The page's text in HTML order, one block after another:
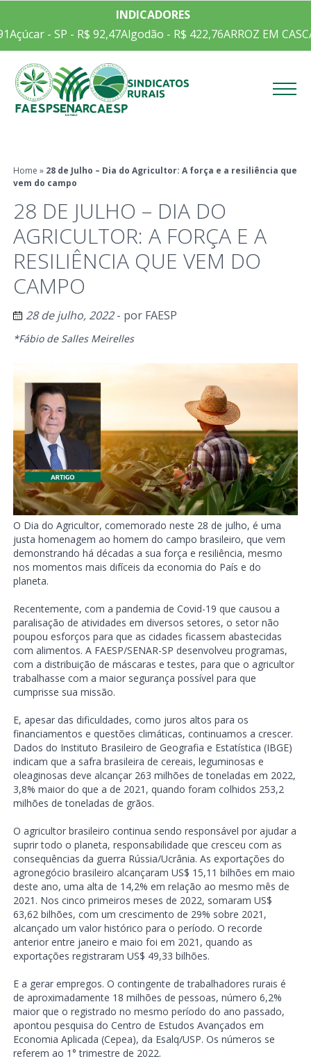
INDICADORES
Açúcar - SP - R$ 92,47Algodão - R$ 422,76ARROZ EM
Home » 28 de Julho – Dia do Agricultor: A força e a resiliência que
vem do campo
28 DE JULHO – DIA DO
AGRICULTOR: A FORÇA E A
RESILIÊNCIA QUE VEM DO
CAMPO
28 de julho, 2022- por FAESP
*Fábio de Salles Meirelles
O Dia do Agricultor, comemorado neste 28 de julho, é uma
justa homenagem ao homem do campo brasileiro, que vem
demonstrando há décadas a sua força e resiliência, mesmo
nos momentos mais difíceis da economia do País e do
planeta.
Recentemente, com a pandemia de Covid-19 que causou a
paralisação de atividades em diversos setores, o setor não
poupou esforços para que as cidades ficassem abastecidas
com alimentos. A FAESP/SENAR-SP desenvolveu programas,
com a distribuição de máscaras e testes, para que o agricultor
trabalhasse com a maior segurança possível para que
cumprisse sua missão.
E, apesar das dificuldades, como juros altos para os
financiamentos e questões climáticas, continuamos a crescer.
Dados do Instituto Brasileiro de Geografia e Estatística (IBGE)
indicam que a safra brasileira de cereais, leguminosas e
oleaginosas deve alcançar 263 milhões de toneladas em 2022,
3,8% maior do que a de 2021, quando foram colhidos 253,2
milhões de toneladas de grãos.
O agricultor brasileiro continua sendo responsável por ajudar a
suprir todo o planeta, responsabilidade que cresceu com as
consequências da guerra Rússia/Ucrânia. As exportações do
agronegócio brasileiro alcançaram US$ 15,11 bilhões em maio
deste ano, uma alta de 14,2% em relação ao mesmo mês de
2021. Nos cinco primeiros meses de 2022, somaram US$
63,62 bilhões, com um crescimento de 29% sobre 2021,
alcançado um valor histórico para o período. O recorde
anterior entre janeiro e maio foi em 2021, quando as
exportações registraram US$ 49,33 bilhões.
E a gerar empregos. O contingente de trabalhadores rurais é
de aproximadamente 18 milhões de pessoas, número 6,2%
maior que o registrado no mesmo período do ano passado,
apontou pesquisa do Centro de Estudos Avançados em
Economia Aplicada (Cepea), da Esalq/USP. Os números se
referem ao 1° trimestre de 2022.